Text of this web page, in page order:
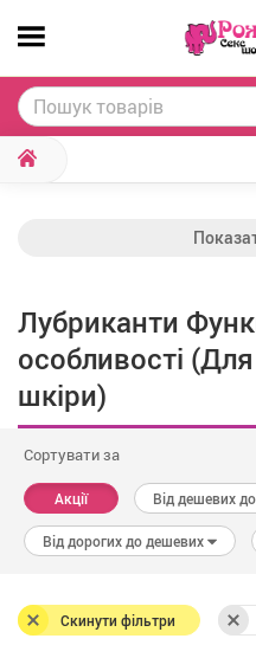
Лубриканти
особливості
шкіри)
Сортувати за
Акції Від дешевих
Від дорогих до дешевих
Скинути фільтри